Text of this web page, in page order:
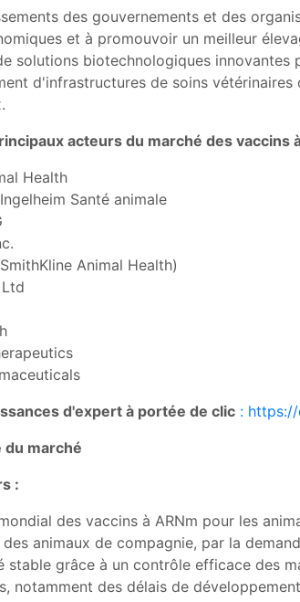
des gouvernements et des
et à promouvoir un meilleur
solutions biotechnologiques innovantes
d'infrastructures de soins
acteurs du marché des vaccins
Health
Santé animale
Animal Health)
d'expert à portée de clic :
du marché
:
des vaccins à ARNm pour les
animaux de compagnie, par la
stable grâce à un contrôle efficace des
notamment des délais de